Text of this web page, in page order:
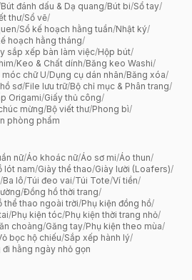
Bút đánh dấu & Dạ quang/Bút bi/Sổ tay/
thư/Sổ vẽ/
/Sổ kế hoạch hằng tuần/Nhật ký/
hoạch hằng tháng/
sắp xếp bàn làm việc/Hộp bút/
/Keo & Chất dính/Băng keo Washi/
chữ U/Dụng cụ dán nhãn/Băng xóa/
sơ/File lưu trữ/Bộ chỉ mục & Phân trang/
Origami/Giấy thủ công/
mừng/Bộ viết thư/Phong bì/
phòng phẩm
nữ/Áo khoác nữ/Áo sơ mi/Áo thun/
lót nam/Giày thể thao/Giày lười (Loafers)/
/Ba lô/Túi đeo vai/Túi Tote/Ví tiền/
/Đồng hồ thời trang/
thể thao ngoài trời/Phụ kiện đồng hồ/
/Phụ kiện tóc/Phụ kiện thời trang nhỏ/
choàng/Găng tay/Phụ kiện theo mùa/
bọc hộ chiếu/Sắp xếp hành lý/
hằng ngày nhỏ gọn